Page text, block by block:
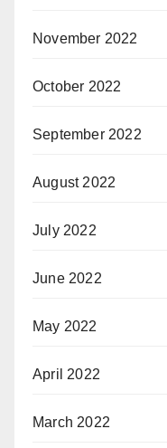
November 2022
October 2022
September 2022
August 2022
July 2022
June 2022
May 2022
April 2022
March 2022